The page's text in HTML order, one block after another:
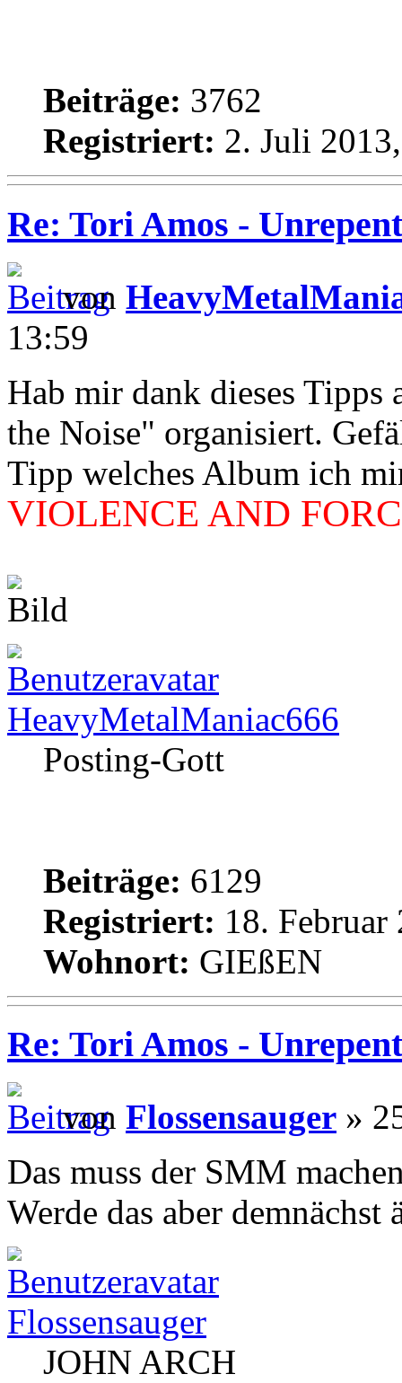
Beiträge: 3762
Registriert: 2. Juli
Re: Tori Amos -
von
13:59
Hab mir dank dieses
the Noise" organisiert.
Tipp welches Album ich
VIOLENCE AND
HeavyMetalManiac666
Posting-Gott
Beiträge: 6129
Registriert: 18. Februar
Wohnort: GIEßEN
Re: Tori Amos -
von Flossensauger »
Das muss der SMM
Werde das aber demnächst
Flossensauger
JOHN ARCH